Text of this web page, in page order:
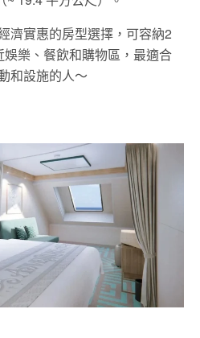
濟實惠的房型選擇，可容納2
樂、餐飲和購物區，最適合
和設施的人～